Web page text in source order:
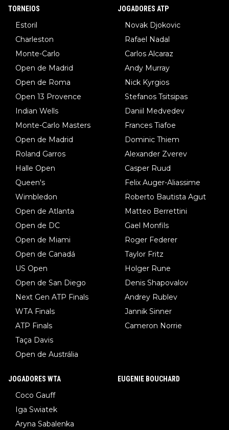
TORNEIOS
Estoril
Charleston
Monte-Carlo
Open de Madrid
Open de Roma
Open 13 Provence
Indian Wells
Monte-Carlo Masters
Open de Madrid
Roland Garros
Halle Open
Queen's
Wimbledon
Open de Atlanta
Open de DC
Open de Miami
Open de Canadá
US Open
Open de San Diego
Next Gen ATP Finals
WTA Finals
ATP Finals
Taça Davis
Open de Austrália
JOGADORES ATP
Novak Djokovic
Rafael Nadal
Carlos Alcaraz
Andy Murray
Nick Kyrgios
Stefanos Tsitsipas
Daniil Medvedev
Frances Tiafoe
Dominic Thiem
Alexander Zverev
Casper Ruud
Felix Auger-Aliassime
Roberto Bautista Agut
Matteo Berrettini
Gael Monfils
Roger Federer
Taylor Fritz
Holger Rune
Denis Shapovalov
Andrey Rublev
Jannik Sinner
Cameron Norrie
JOGADORES WTA
Coco Gauff
Iga Swiatek
Aryna Sabalenka
EUGENIE BOUCHARD